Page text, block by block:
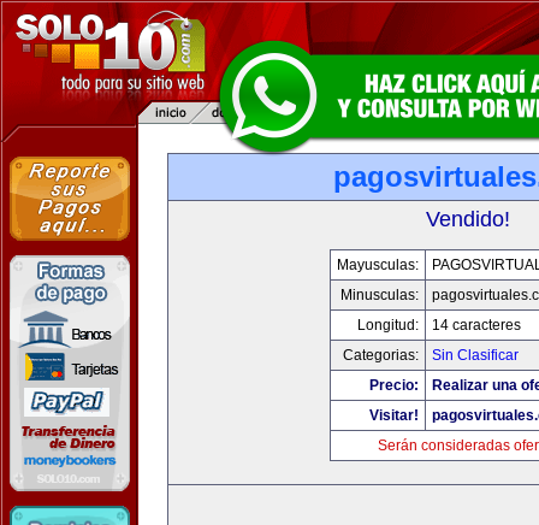
Vendido!
Mayusculas:
Minusculas:
Longitud:
14 caracteres
Categorias:
Sin Clasificar
Precio:
Realizar una
Visitar!
Serán consideradas